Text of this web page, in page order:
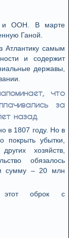
и ООН. В марте
Ганой.
Атлантику самым
и содержит
державы,
что
за
назад.
в 1807 году. Но в
покрыть убытки,
хозяйств,
обязалось
сумму – 20 млн
этот оброк с